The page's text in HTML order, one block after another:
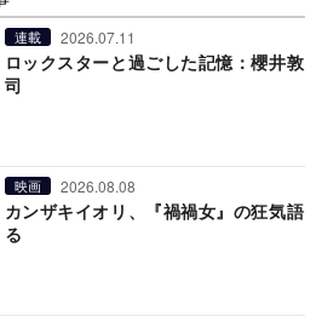
連載 2026.07.11
ロックスターと過ごした記憶：櫻井敦
司
映画 2026.08.08
カンザキイオリ、『禍禍女』の狂気語
る